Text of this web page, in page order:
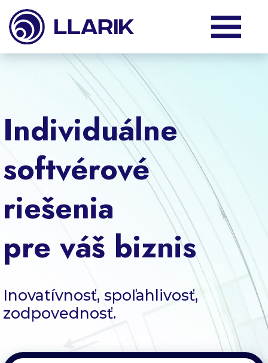
Produkty
O nás
Kontakt
Individuálne
softvérové
riešenia
pre váš biznis
Inovatívnosť, spoľahlivosť,
zodpovednosť.